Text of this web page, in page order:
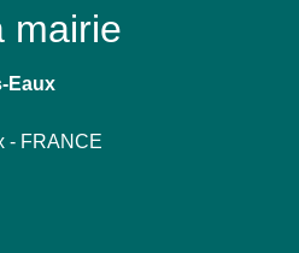
mairie
Eaux
- FRANCE